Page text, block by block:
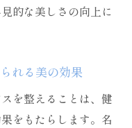
的な美しさの向上に
れる美の効果
を整えることは、健
をもたらします。名